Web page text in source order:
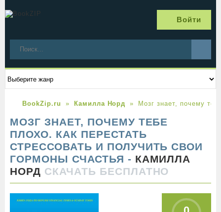
Войти
BookZip.ru Камилла Норд Мозг знает, почему
МОЗГ ЗНАЕТ, ПОЧЕМУ ТЕБЕ
ПЛОХО. КАК ПЕРЕСТАТЬ
СТРЕССОВАТЬ И ПОЛУЧИТЬ СВОИ
ГОРМОНЫ СЧАСТЬЯ - КАМИЛЛА
НОРД СКАЧАТЬ БЕСПЛАТНО